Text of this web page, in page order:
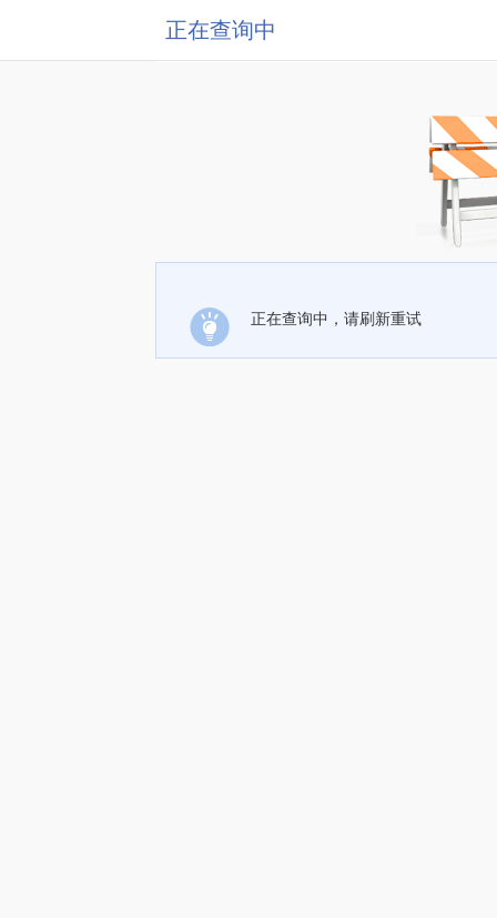
正在查询中
正在查询中，请刷新重试